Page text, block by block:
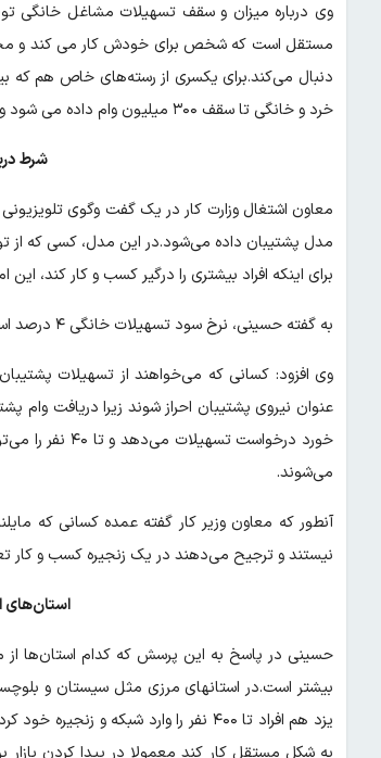
وی درباره میزان و سقف تسهیلات مشاغل خانگی
دنبال می‌کند.برای یکسری از رسته‌های خاص هم که
خرد و خانگی تا سقف ۳۰۰ میلیون وام داده می شود و دستگاه به دستگاه متفاوت است.
شرط دریافت وام ۴
مدل پشتیبان داده می‌شود.در این مدل، کسی که از
برای اینکه افراد بیشتری را درگیر کسب و کار کند، این امکان را گذاشتیم که تا سقف ۴
به گفته حسینی، نرخ سود تسهیلات خانگی ۴ درصد است که تنفس دارد و بازپرداخت آن ۷ ساله است.
وی افزود: کسانی که می‌خواهند از تسهیلات
عنوان نیروی پشتیبان احراز شوند زیرا دریافت وام
خورد
می‌شوند.
آنطور که معاون وزیر کار گفته عمده کسانی که
نیستند و ترجیح می‌دهند در یک زنجیره کسب و
استان‌های
حسینی در پاسخ به این پرسش که کدام استان‌ها از
یزد هم افراد تا ۴۰۰ نفر را وارد